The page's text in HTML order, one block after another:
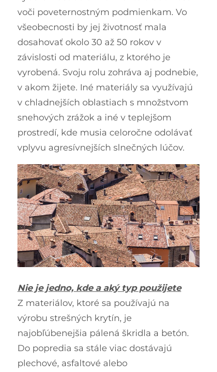
voči poveternostným podmienkam. Vo
všeobecnosti by jej životnosť mala
dosahovať okolo 30 až 50 rokov v
závislosti od materiálu, z ktorého je
vyrobená. Svoju rolu zohráva aj podnebie,
v akom žijete. Iné materiály sa využívajú
v chladnejších oblastiach s množstvom
snehových zrážok a iné v teplejšom
prostredí, kde musia celoročne odolávať
vplyvu agresívnejších slnečných lúčov.
Nie je jedno, kde a aký typ použijete
Z materiálov, ktoré sa používajú na
výrobu strešných krytín, je
najobľúbenejšia pálená škridla a betón.
Do popredia sa stále viac dostávajú
plechové, asfaltové alebo